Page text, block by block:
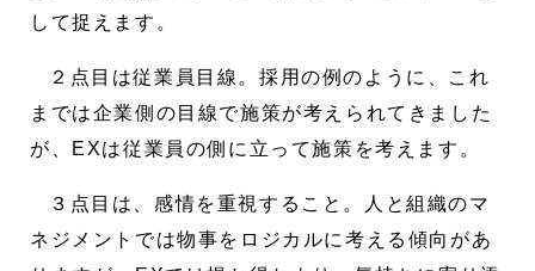
して捉えます。
２点目は従業員目線。採用の例のように、これ
までは企業側の目線で施策が考えられてきました
が、EXは従業員の側に立って施策を考えます。
３点目は、感情を重視すること。人と組織のマ
ネジメントでは物事をロジカルに考える傾向があ